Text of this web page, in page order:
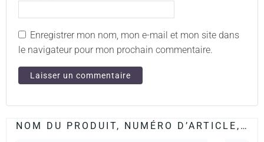
Enregistrer mon nom, mon e-mail et mon site dans
le navigateur pour mon prochain commentaire.
NOM DU PRODUIT, NUMÉRO D’ARTICLE,…